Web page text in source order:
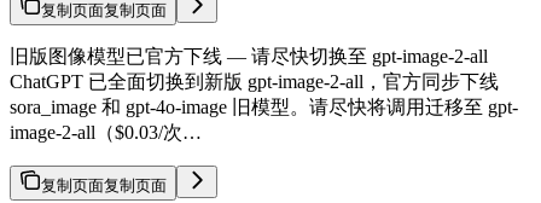
复制页面复制页面
旧版图像模型已官方下线 — 请尽快切换至 gpt-image-2-all
ChatGPT 已全面切换到新版 gpt-image-2-all，官方同步下线
sora_image 和 gpt-4o-image 旧模型。请尽快将调用迁移至 gpt-
image-2-all（$0.03/次…
复制页面复制页面